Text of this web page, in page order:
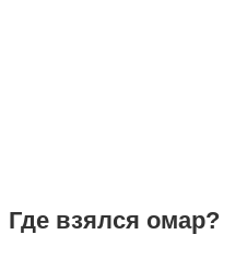
Где взялся омар?